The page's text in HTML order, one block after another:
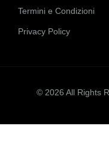
Termini e Condizioni
Privacy Policy
© 2026 All Rights